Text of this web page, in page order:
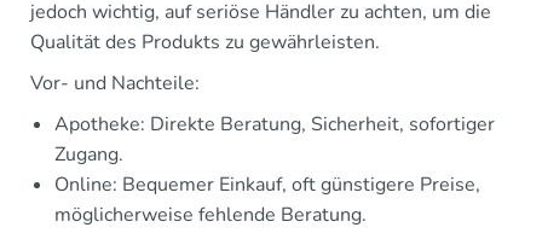
jedoch wichtig, auf seriöse Händler zu achten, um die
Qualität des Produkts zu gewährleisten.
Vor- und Nachteile:
Apotheke: Direkte Beratung, Sicherheit, sofortiger
Zugang.
Online: Bequemer Einkauf, oft günstigere Preise,
möglicherweise fehlende Beratung.